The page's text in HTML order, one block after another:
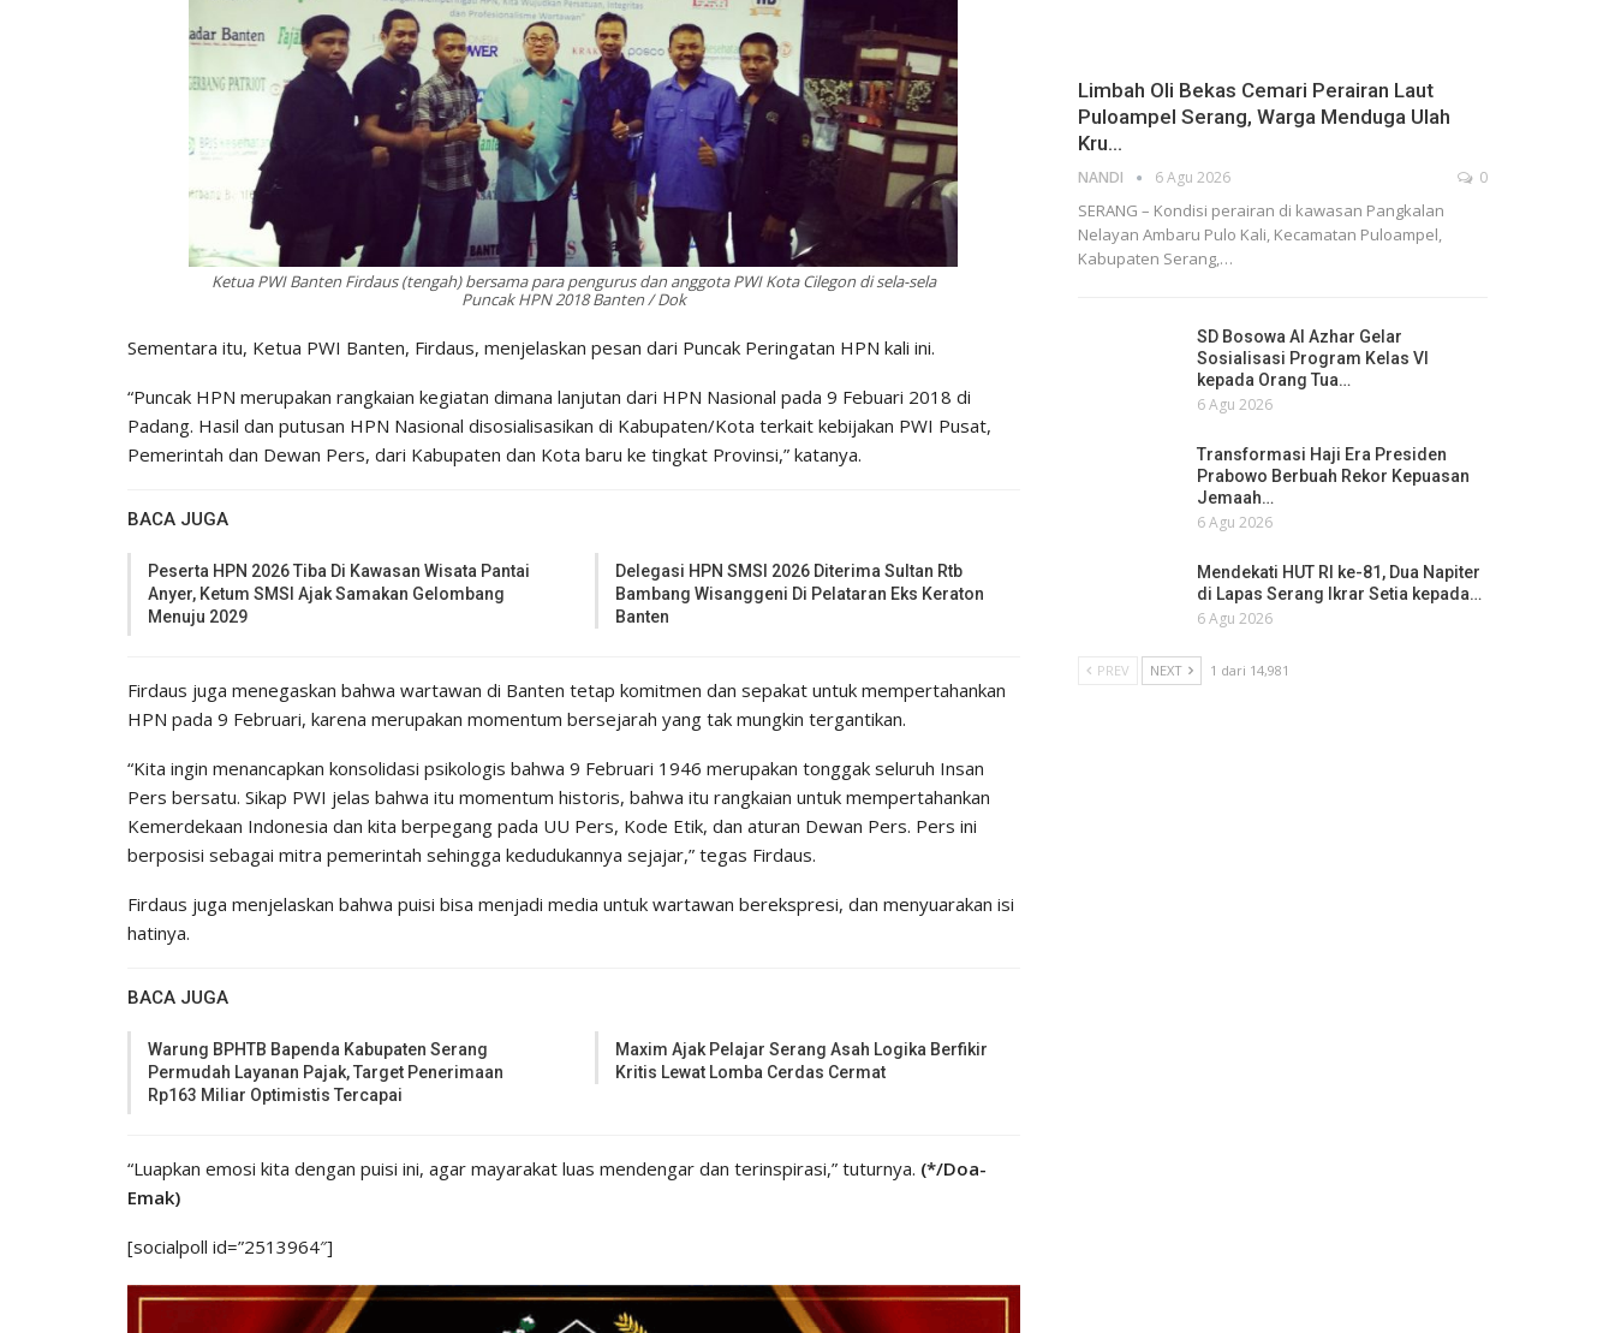
Ketua PWI Banten Firdaus (tengah) bersama para pengurus dan anggota PWI Kota Cilegon di sela-sela
Puncak HPN 2018 Banten / Dok
Sementara itu, Ketua PWI Banten, Firdaus, menjelaskan pesan dari Puncak Peringatan HPN kali ini.
“Puncak HPN merupakan rangkaian kegiatan dimana lanjutan dari HPN Nasional pada 9 Febuari 2018 di
Padang. Hasil dan putusan HPN Nasional disosialisasikan di Kabupaten/Kota terkait kebijakan PWI Pusat,
Pemerintah dan Dewan Pers, dari Kabupaten dan Kota baru ke tingkat Provinsi,” katanya.
BACA JUGA
Peserta HPN 2026 Tiba Di Kawasan Wisata Pantai
Anyer, Ketum SMSI Ajak Samakan Gelombang
Menuju 2029
Delegasi HPN SMSI 2026 Diterima Sultan Rtb
Bambang Wisanggeni Di Pelataran Eks Keraton
Banten
Firdaus juga menegaskan bahwa wartawan di Banten tetap komitmen dan sepakat untuk mempertahankan
HPN pada 9 Februari, karena merupakan momentum bersejarah yang tak mungkin tergantikan.
“Kita ingin menancapkan konsolidasi psikologis bahwa 9 Februari 1946 merupakan tonggak seluruh Insan
Pers bersatu. Sikap PWI jelas bahwa itu momentum historis, bahwa itu rangkaian untuk mempertahankan
Kemerdekaan Indonesia dan kita berpegang pada UU Pers, Kode Etik, dan aturan Dewan Pers. Pers ini
berposisi sebagai mitra pemerintah sehingga kedudukannya sejajar,” tegas Firdaus.
Firdaus juga menjelaskan bahwa puisi bisa menjadi media untuk wartawan berekspresi, dan menyuarakan isi
hatinya.
BACA JUGA
Warung BPHTB Bapenda Kabupaten Serang
Permudah Layanan Pajak, Target Penerimaan
Rp163 Miliar Optimistis Tercapai
Maxim Ajak Pelajar Serang Asah Logika Berfikir
Kritis Lewat Lomba Cerdas Cermat
“Luapkan emosi kita dengan puisi ini, agar mayarakat luas mendengar dan terinspirasi,” tuturnya. (*/Doa-
Emak)
[socialpoll id=”2513964″]
Limbah Oli Bekas Cemari Perairan Laut
Puloampel Serang, Warga Menduga Ulah
Kru…
NANDI 6 Agu 2026 0
SERANG – Kondisi perairan di kawasan Pangkalan
Nelayan Ambaru Pulo Kali, Kecamatan Puloampel,
Kabupaten Serang,…
SD Bosowa Al Azhar Gelar
Sosialisasi Program Kelas VI
kepada Orang Tua…
6 Agu 2026
Transformasi Haji Era Presiden
Prabowo Berbuah Rekor Kepuasan
Jemaah…
6 Agu 2026
Mendekati HUT RI ke-81, Dua Napiter
di Lapas Serang Ikrar Setia kepada…
6 Agu 2026
PREV NEXT 1 dari 14,981